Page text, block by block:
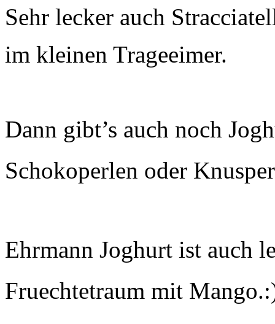
Sehr lecker auch
im kleinen Trageeimer.
Dann gibt’s auch noch
Schokoperlen oder
Ehrmann Joghurt ist auch
Fruechtetraum mit